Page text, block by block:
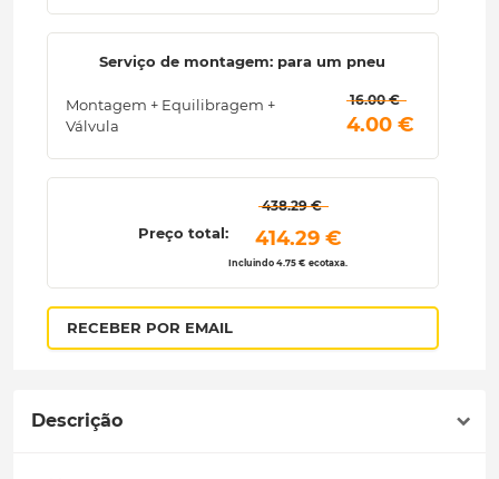
Serviço de montagem: para um pneu
Montagem + Equilibragem +
Válvula
16.00 €
4.00 €
Preço total:
438.29 €
414.29 €
Incluindo 4.75 € ecotaxa.
RECEBER POR EMAIL
Descrição